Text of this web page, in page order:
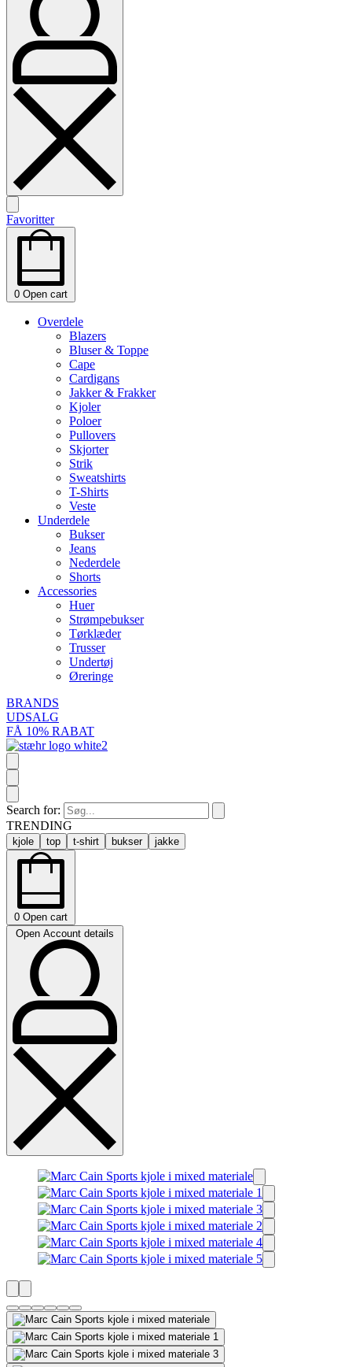
Favoritter
0 Open cart
Overdele
Blazers
Bluser & Toppe
Cape
Cardigans
Jakker & Frakker
Kjoler
Poloer
Pullovers
Skjorter
Strik
Sweatshirts
T-Shirts
Veste
Underdele
Bukser
Jeans
Nederdele
Shorts
Accessories
Huer
Strømpebukser
Tørklæder
Trusser
Undertøj
Øreringe
BRANDS
UDSALG
FÅ 10% RABAT
Search for:
TRENDING
kjole top t-shirt bukser jakke
0 Open cart
Open Account details